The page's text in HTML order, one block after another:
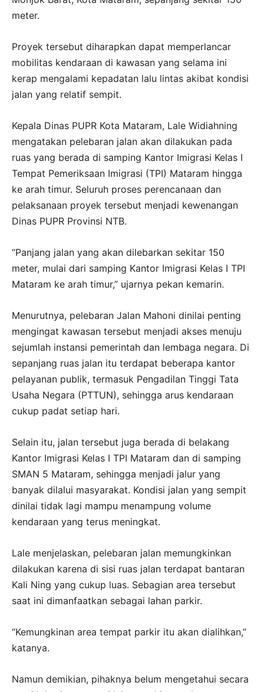
meter.
Proyek tersebut diharapkan dapat memperlancar
mobilitas kendaraan di kawasan yang selama ini
kerap mengalami kepadatan lalu lintas akibat kondisi
jalan yang relatif sempit.
Kepala Dinas PUPR Kota Mataram, Lale Widiahning
mengatakan pelebaran jalan akan dilakukan pada
ruas yang berada di samping Kantor Imigrasi Kelas I
Tempat Pemeriksaan Imigrasi (TPI) Mataram hingga
ke arah timur. Seluruh proses perencanaan dan
pelaksanaan proyek tersebut menjadi kewenangan
Dinas PUPR Provinsi NTB.
“Panjang jalan yang akan dilebarkan sekitar 150
meter, mulai dari samping Kantor Imigrasi Kelas I TPI
Mataram ke arah timur,” ujarnya pekan kemarin.
Menurutnya, pelebaran Jalan Mahoni dinilai penting
mengingat kawasan tersebut menjadi akses menuju
sejumlah instansi pemerintah dan lembaga negara. Di
sepanjang ruas jalan itu terdapat beberapa kantor
pelayanan publik, termasuk Pengadilan Tinggi Tata
Usaha Negara (PTTUN), sehingga arus kendaraan
cukup padat setiap hari.
Selain itu, jalan tersebut juga berada di belakang
Kantor Imigrasi Kelas I TPI Mataram dan di samping
SMAN 5 Mataram, sehingga menjadi jalur yang
banyak dilalui masyarakat. Kondisi jalan yang sempit
dinilai tidak lagi mampu menampung volume
kendaraan yang terus meningkat.
Lale menjelaskan, pelebaran jalan memungkinkan
dilakukan karena di sisi ruas jalan terdapat bantaran
Kali Ning yang cukup luas. Sebagian area tersebut
saat ini dimanfaatkan sebagai lahan parkir.
“Kemungkinan area tempat parkir itu akan dialihkan,”
katanya.
Namun demikian, pihaknya belum mengetahui secara